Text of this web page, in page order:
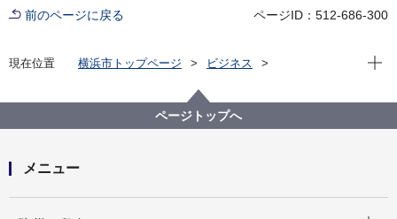
前のページに戻る ページID：512-686-300
現在位置 横浜市トップページ
ビジネス
令和６年度イベント情報
現在
ページトップへ
メニュー